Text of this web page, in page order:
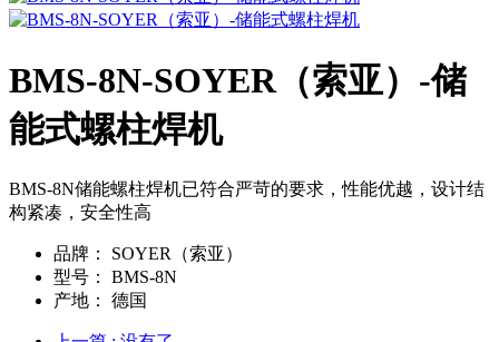
BMS-8N-SOYER（索亚）-储
能式螺柱焊机
BMS-8N储能螺柱焊机已符合严苛的要求，性能优越，设计结
构紧凑，安全性高
品牌：
SOYER（索亚）
型号：
BMS-8N
产地：
德国